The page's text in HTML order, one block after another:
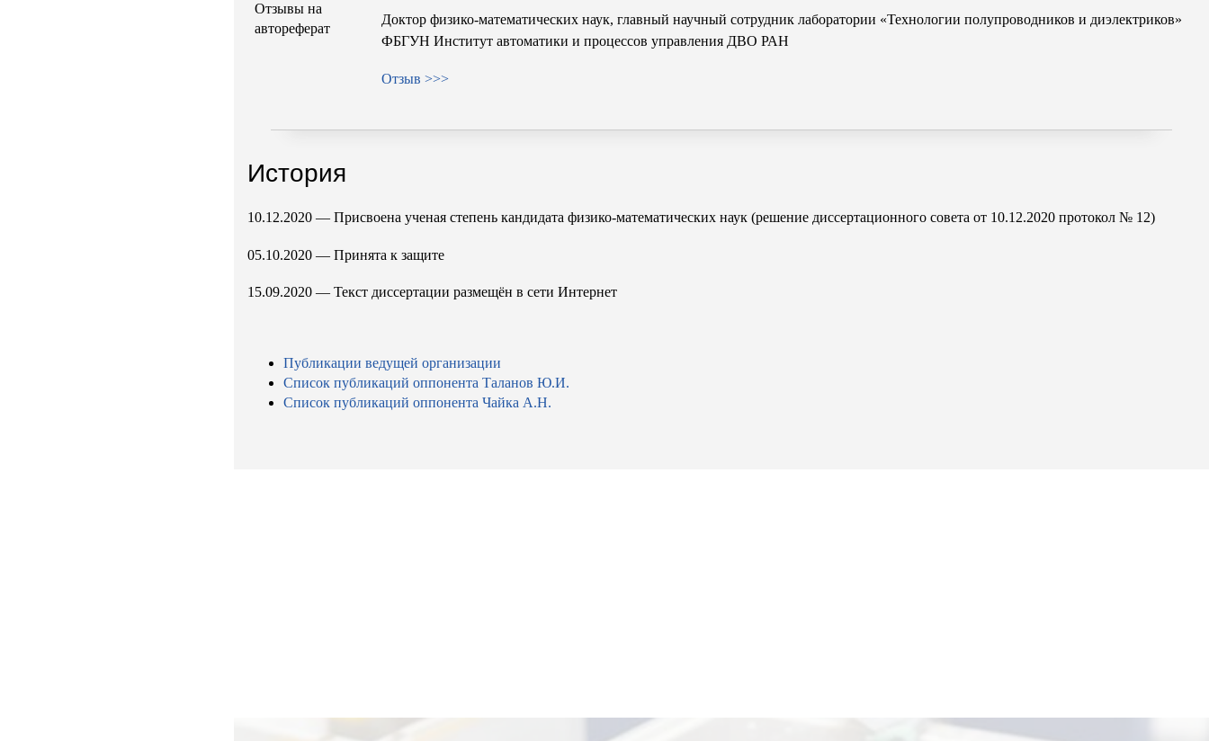
Отзывы на
автореферат
Доктор физико-математических наук, главный научный сотрудник лаборатории «Технологии полупроводников и диэлектриков»
ФБГУН Институт автоматики и процессов управления ДВО РАН
Отзыв >>>
История
10.12.2020 — Присвоена ученая степень кандидата физико-математических наук (решение диссертационного совета от 10.12.2020 протокол № 12)
05.10.2020 — Принята к защите
15.09.2020 — Текст диссертации размещён в сети Интернет
Публикации ведущей организации
Список публикаций оппонента Таланов Ю.И.
Список публикаций оппонента Чайка А.Н.